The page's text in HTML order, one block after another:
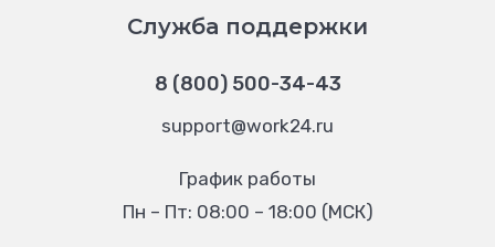
Служба поддержки
8 (800) 500-34-43
support@work24.ru
График работы
Пн – Пт: 08:00 – 18:00 (МСК)